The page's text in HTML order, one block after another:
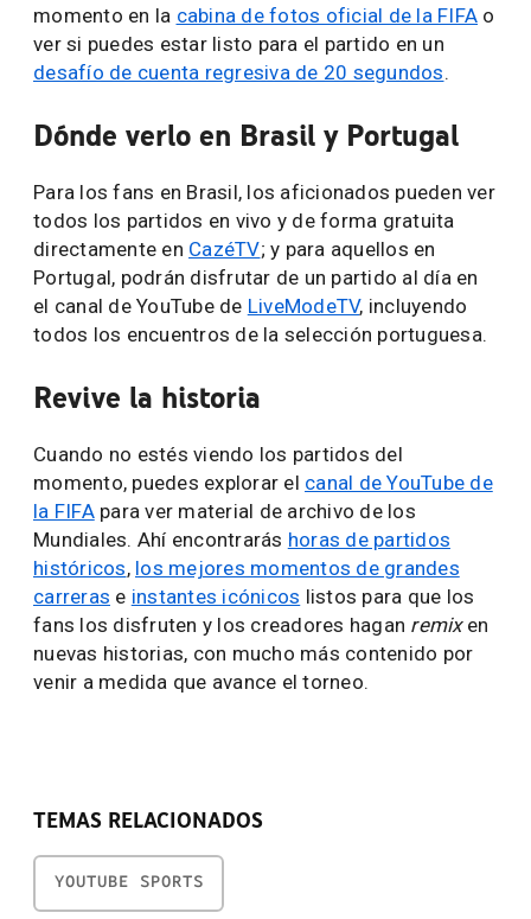
momento en la cabina de fotos oficial de la FIFA o
ver si puedes estar listo para el partido en un
desafío de cuenta regresiva de 20 segundos.
Dónde verlo en Brasil y Portugal
Para los fans en Brasil, los aficionados pueden ver
todos los partidos en vivo y de forma gratuita
directamente en CazéTV; y para aquellos en
Portugal, podrán disfrutar de un partido al día en
el canal de YouTube de LiveModeTV, incluyendo
todos los encuentros de la selección portuguesa.
Revive la historia
Cuando no estés viendo los partidos del
momento, puedes explorar el canal de YouTube de
la FIFApara ver material de archivo de los
Mundiales. Ahí encontrarás horas de partidos
históricos, los mejores momentos de grandes
carreras e instantes icónicos listos para que los
fans los disfruten y los creadores hagan remixen
nuevas historias, con mucho más contenido por
venir a medida que avance el torneo.
TEMAS RELACIONADOS
YOUTUBE SPORTS